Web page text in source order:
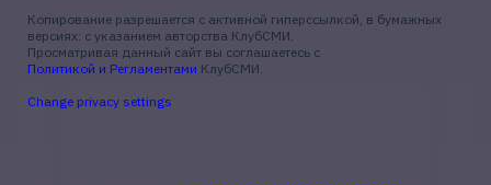
Копирование разрешается с активной гиперссылкой, в бумажных
версиях: с указанием авторства КлубСМИ.
Просматривая данный сайт вы соглашаетесь с
Политикой и Регламентами КлубСМИ.
Change privacy settings